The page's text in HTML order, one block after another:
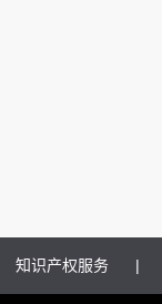
知识产权服务